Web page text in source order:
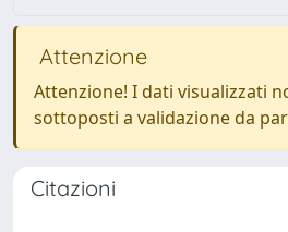
Attenzione
Attenzione! I dati visualizzati
sottoposti a validazione da
Citazioni